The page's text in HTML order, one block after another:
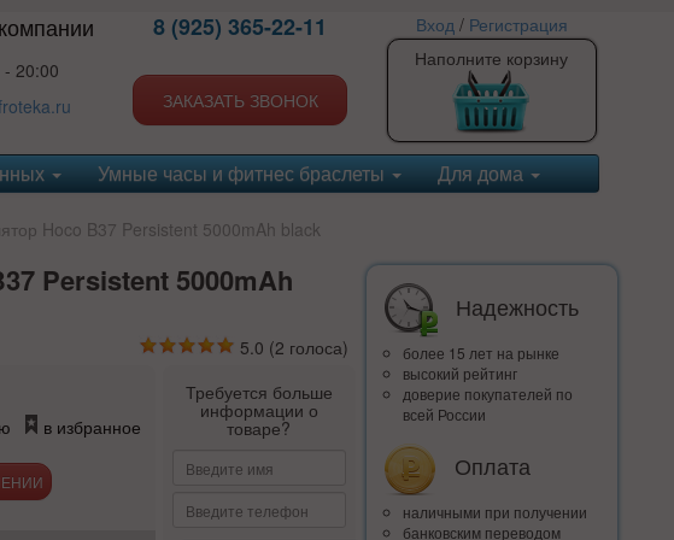
- 20:00
8 (925) 365-22-11
ЗАКАЗАТЬ ЗВОНОК
Вход/ Регистрация
Наполните корзину
Умные часы и фитнес браслеты Для дома
Hoco B37 Persistent 5000mAh black
Persistent 5000mAh
5.0 (2 голоса)
в избранное
Требуется больше
информации о
товаре?
Надежность
более 15 лет на рынке
высокий рейтинг
доверие покупателей по
всей России
Оплата
наличными при получении
банковским переводом